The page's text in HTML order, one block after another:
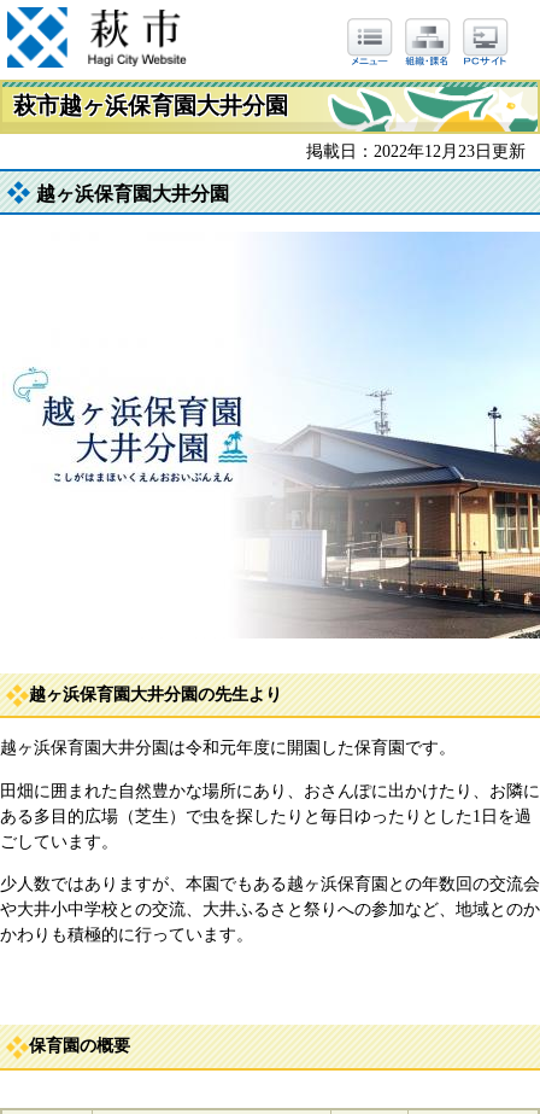
萩市越ヶ浜保育園大井分園
掲載日：2022年12月23日更新
越ヶ浜保育園大井分園
越ヶ浜保育園大井分園の先生より
越ヶ浜保育園大井分園は令和元年度に開園した保育園です。
田畑に囲まれた自然豊かな場所にあり、おさんぽに出かけたり、お隣に
ある多目的広場（芝生）で虫を探したりと毎日ゆったりとした1日を過
ごしています。
少人数ではありますが、本園でもある越ヶ浜保育園との年数回の交流会
や大井小中学校との交流、大井ふるさと祭りへの参加など、地域とのか
かわりも積極的に行っています。
保育園の概要